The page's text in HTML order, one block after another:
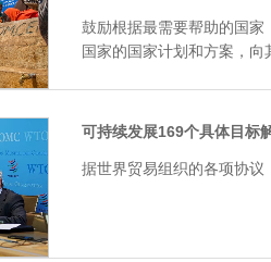
鼓励根据最需要帮助的国
国家的国家计划和方案，
可持续发展169个具体目标
据世界贸易组织的各项协